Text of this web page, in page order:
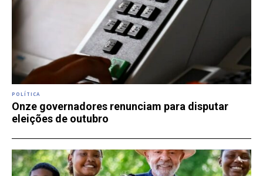
POLÍTICA
Onze governadores renunciam para disputar
eleições de outubro